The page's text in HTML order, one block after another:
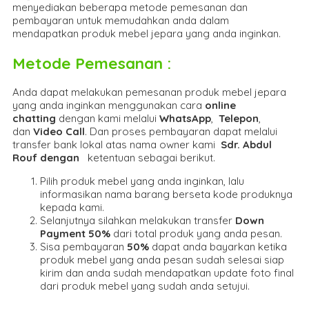
menyediakan beberapa metode pemesanan dan
pembayaran untuk memudahkan anda dalam
mendapatkan produk mebel jepara yang anda inginkan.
Metode Pemesanan :
Anda dapat melakukan pemesanan produk mebel jepara
yang anda inginkan menggunakan cara online
chatting dengan kami melalui WhatsApp, Telepon,
dan Video Call. Dan proses pembayaran dapat melalui
transfer bank lokal atas nama owner kami Sdr. Abdul
Rouf dengan ketentuan sebagai berikut.
Pilih produk mebel yang anda inginkan, lalu
informasikan nama barang berseta kode produknya
kepada kami.
Selanjutnya silahkan melakukan transfer Down
Payment 50% dari total produk yang anda pesan.
Sisa pembayaran 50% dapat anda bayarkan ketika
produk mebel yang anda pesan sudah selesai siap
kirim dan anda sudah mendapatkan update foto final
dari produk mebel yang sudah anda setujui.